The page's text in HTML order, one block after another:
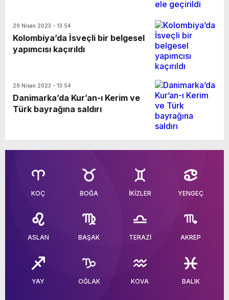
29 Nisan 2023 - 13:54
Kolombiya’da İsveçli bir belgesel
yapımcısı kaçırıldı
29 Nisan 2023 - 13:54
Danimarka’da Kur’an-ı Kerim ve
Türk bayrağına saldırı
KOÇ BOĞA İKİZLER YENGEÇ
ASLAN BAŞAK TERAZİ AKREP
YAY OĞLAK KOVA BALIK